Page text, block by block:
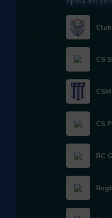
CS
CS
RC
CSS Gura Humorului
ACS Warriors Timisoara-CSS
Rugby Cluj Jr-Titanii Sighișoara
Rugby Academy – ACSOV
Rezultatele meicurilor de
Soimii Bucuresti vs CSS Gura
CSS Barlad vs CNAV-
Rugby Cluj Jr/Titanii
ACSOV Pantelimon 15-7
ACS Warriors Timisoara/CSS